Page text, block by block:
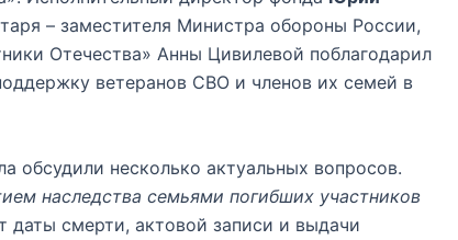
– заместителя Министра обороны России,
Отечества» Анны Цивилевой поблагодарил
ветеранов СВО и членов их семей в
обсудили несколько актуальных вопросов.
наследства семьями погибших участников
даты смерти, актовой записи и выдачи